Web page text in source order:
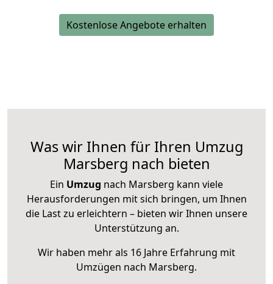
Kostenlose Angebote erhalten
Was wir Ihnen für Ihren Umzug
Marsberg nach bieten
Ein Umzug nach Marsberg kann viele
Herausforderungen mit sich bringen, um Ihnen
die Last zu erleichtern – bieten wir Ihnen unsere
Unterstützung an.
Wir haben mehr als 16 Jahre Erfahrung mit
Umzügen nach Marsberg.